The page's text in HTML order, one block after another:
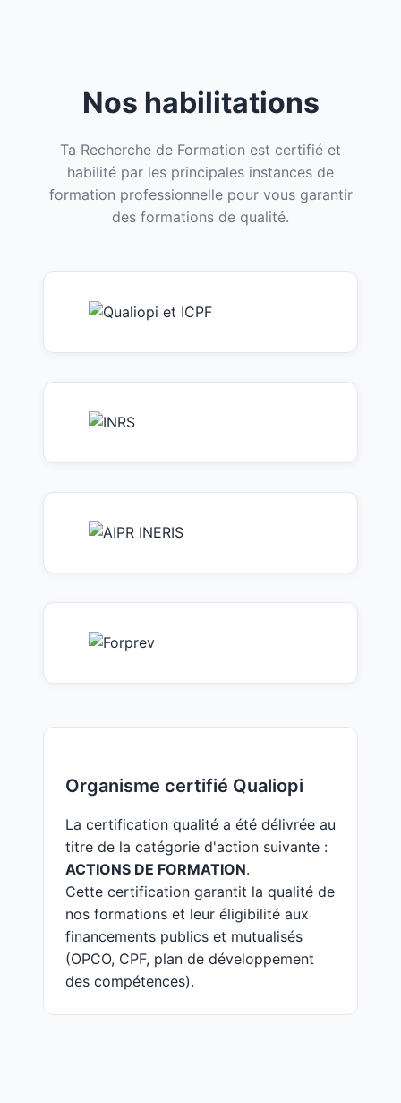
Nos habilitations
Ta Recherche de Formation est certifié et
habilité par les principales instances de
formation professionnelle pour vous garantir
des formations de qualité.
Organisme certifié Qualiopi
La certification qualité a été délivrée au
titre de la catégorie d'action suivante :
ACTIONS DE FORMATION.
Cette certification garantit la qualité de
nos formations et leur éligibilité aux
financements publics et mutualisés
(OPCO, CPF, plan de développement
des compétences).